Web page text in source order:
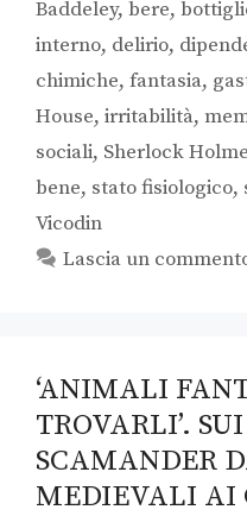
Baddeley, bere,
interno, delirio,
chimiche, fantasia,
House, irritabilità,
sociali, Sherlock
bene, stato fisiologico,
Vicodin
Lascia un
‘ANIMALI
TROVARLI’.
SCAMANDER
MEDIEVALI AI